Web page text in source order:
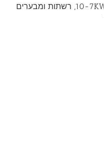
20/10 ס"מ עובי עליון, להבות 10-7KW, רשתות ומבערים